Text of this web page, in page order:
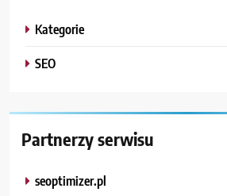
Kategorie
SEO
Partnerzy serwisu
seoptimizer.pl